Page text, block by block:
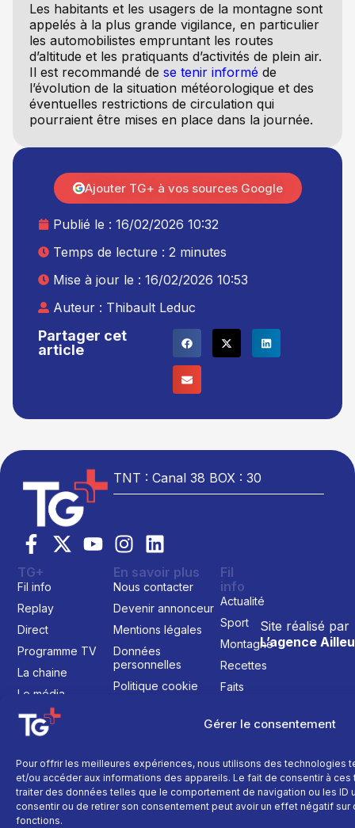
Gérer le consentement
Pour offrir les meilleures expériences, nous utilisons des technologies
et/ou accéder aux informations des appareils. Le fait de consentir à
traiter des données telles que le comportement de navigation ou les ID
consentir ou de retirer son consentement peut avoir un effet négatif
fonctions.
Les habitants et les usagers de la montagne sont
appelés à la plus grande vigilance, en particulier
les automobilistes empruntant les routes
d’altitude et les pratiquants d’activités de plein air.
Il est recommandé de se tenir informé de
l’évolution de la situation météorologique et des
éventuelles restrictions de circulation qui
pourraient être mises en place dans la journée.
Partager cet
article
Publié le : 16/02/2026 10:32
Temps de lecture : 2 minutes
Mise à jour le : 16/02/2026 10:53
Auteur : Thibault Leduc
Ajouter TG+ à vos sources Google
TNT : Canal 38 BOX : 30
Site réalisé par
L’agence
TG+
Fil info
Replay
Direct
Programme TV
La chaine
Le média
En savoir plus
Nous contacter
Devenir annonceur
Mentions légales
Données
personnelles
Politique cookie
Fil
info
Actualité
Sport
Montagne
Recettes
Faits
Événements
Politique
Culture